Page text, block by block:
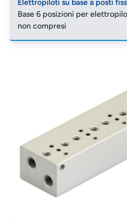
Elettropiloti su base a posti
Base 6 posizioni per
non compresi